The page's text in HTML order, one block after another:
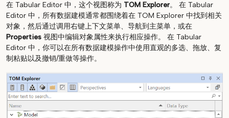
在 Tabular Editor 中，这个视图称为 TOM Explorer。 在 Tabular
Editor 中，所有数据建模通常都围绕着在 TOM Explorer 中找到相关
对象，然后通过调用右键上下文菜单、导航到主菜单，或在
Properties 视图中编辑对象属性来执行相应操作。 在 Tabular
Editor 中，你可以在所有数据建模操作中使用直观的多选、拖放、复
制粘贴以及撤销/重做等操作。